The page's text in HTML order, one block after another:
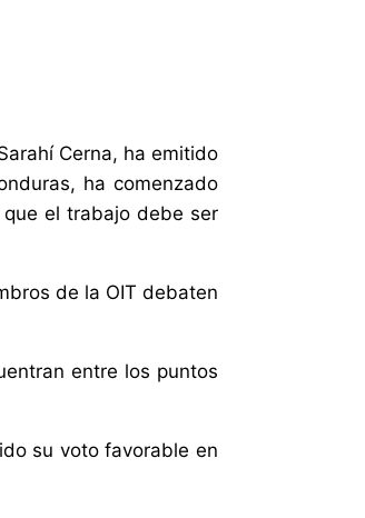
Cerna, ha emitido
ha comenzado
el trabajo debe ser
de la OIT debaten
entre los puntos
su voto favorable en